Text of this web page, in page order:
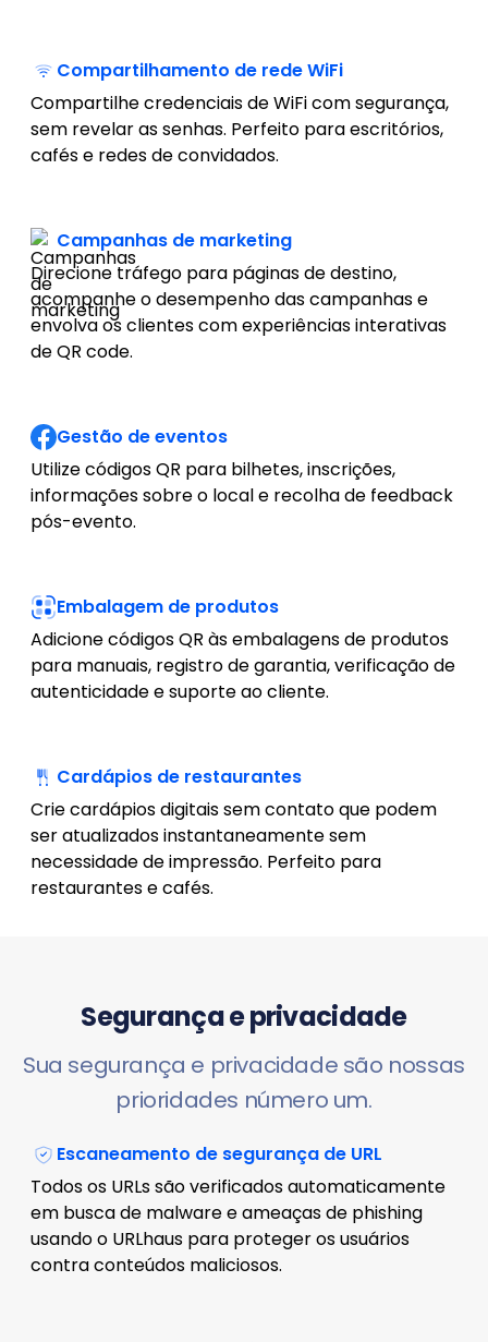
Compartilhamento de rede WiFi
Compartilhe credenciais de WiFi com segurança,
sem revelar as senhas. Perfeito para escritórios,
cafés e redes de convidados.
Campanhas de marketing
Direcione tráfego para páginas de destino,
acompanhe o desempenho das campanhas e
envolva os clientes com experiências interativas
de QR code.
Gestão de eventos
Utilize códigos QR para bilhetes, inscrições,
informações sobre o local e recolha de feedback
pós-evento.
Embalagem de produtos
Adicione códigos QR às embalagens de produtos
para manuais, registro de garantia, verificação de
autenticidade e suporte ao cliente.
Cardápios de restaurantes
Crie cardápios digitais sem contato que podem
ser atualizados instantaneamente sem
necessidade de impressão. Perfeito para
restaurantes e cafés.
Segurança e privacidade
Sua segurança e privacidade são nossas
prioridades número um.
Escaneamento de segurança de URL
Todos os URLs são verificados automaticamente
em busca de malware e ameaças de phishing
usando o URLhaus para proteger os usuários
contra conteúdos maliciosos.